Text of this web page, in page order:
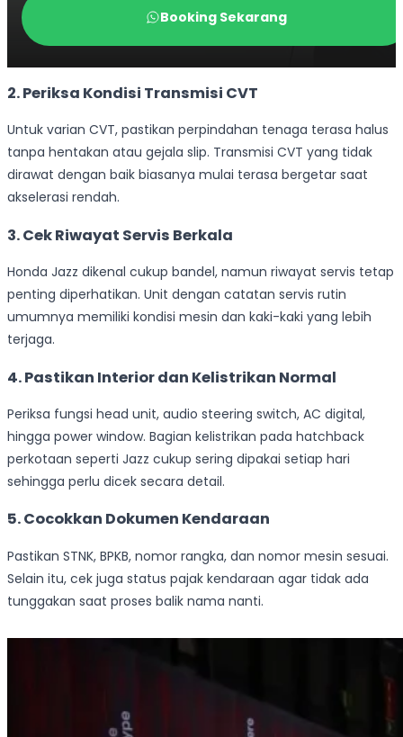
2. Periksa Kondisi Transmisi CVT
Untuk varian CVT, pastikan perpindahan tenaga terasa halus
tanpa hentakan atau gejala slip. Transmisi CVT yang tidak
dirawat dengan baik biasanya mulai terasa bergetar saat
akselerasi rendah.
3. Cek Riwayat Servis Berkala
Honda Jazz dikenal cukup bandel, namun riwayat servis tetap
penting diperhatikan. Unit dengan catatan servis rutin
umumnya memiliki kondisi mesin dan kaki-kaki yang lebih
terjaga.
4. Pastikan Interior dan Kelistrikan Normal
Periksa fungsi head unit, audio steering switch, AC digital,
hingga power window. Bagian kelistrikan pada hatchback
perkotaan seperti Jazz cukup sering dipakai setiap hari
sehingga perlu dicek secara detail.
5. Cocokkan Dokumen Kendaraan
Pastikan STNK, BPKB, nomor rangka, dan nomor mesin sesuai.
Selain itu, cek juga status pajak kendaraan agar tidak ada
tunggakan saat proses balik nama nanti.